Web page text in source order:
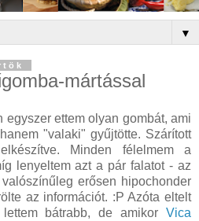
▼
mártással
egyszer ettem olyan gombát, ami
"valaki" gyűjtötte. Szárított
Minden félelmem a
lenyeltem azt a pár falatot - az
erősen hipochonder
az információt. :P Azóta eltelt
bátrabb, de amikor Vica